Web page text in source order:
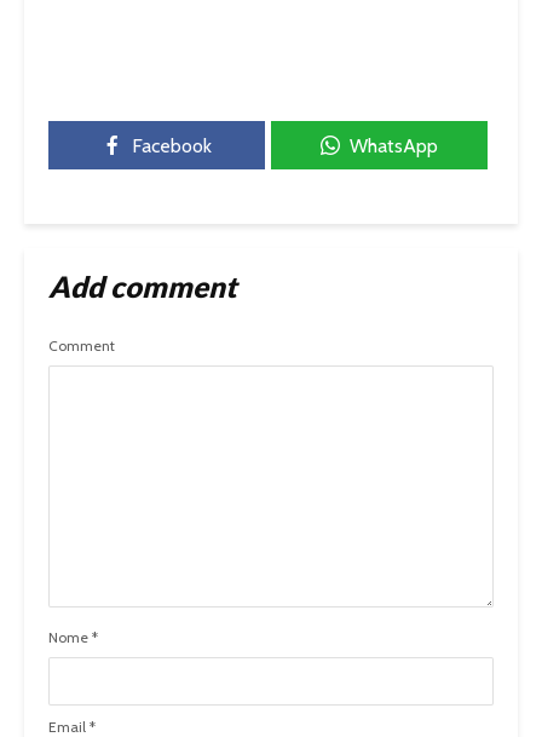
Facebook WhatsApp
Add comment
Comment
Nome *
Email *